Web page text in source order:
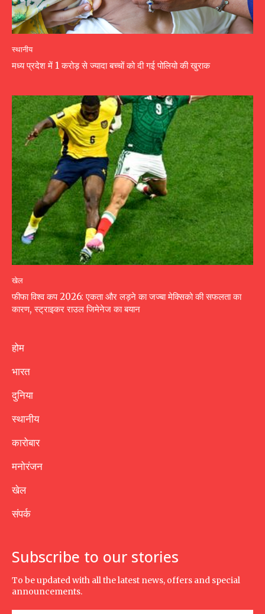
स्थानीय
मध्य प्रदेश में 1 करोड़ से ज्यादा बच्चों को दी गई पोलियो की खुराक
खेल
फीफा विश्व कप 2026: एकता और लड़ने का जज्बा मेक्सिको की सफलता का
कारण, स्ट्राइकर राउल जिमेनेज का बयान
होम
भारत
दुनिया
स्थानीय
कारोबार
मनोरंजन
खेल
संपर्क
Subscribe to our stories
To be updated with all the latest news, offers and special
announcements.